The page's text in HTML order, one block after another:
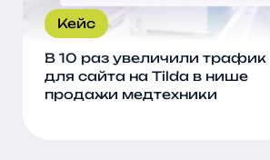
Кейс
В 10 раз увеличили трафик
для сайта на Tilda в нише
продажи медтехники